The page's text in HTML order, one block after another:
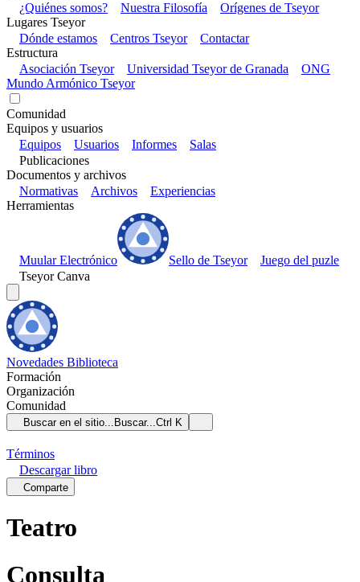
¿Quiénes somos?
Nuestra Filosofía
Orígenes de Tseyor
Lugares Tseyor
Dónde estamos
Centros Tseyor
Contactar
Estructura
Asociación Tseyor
Universidad Tseyor de Granada
ONG
Mundo Armónico Tseyor
Comunidad
Equipos y usuarios
Equipos
Usuarios Informes
Salas
Publicaciones
Documentos y archivos
Normativas
Archivos
Experiencias
Herramientas
Muular Electrónico Sello de Tseyor
Juego del puzle
Tseyor Canva
Novedades Biblioteca
Formación
Organización
Comunidad
Buscar en el sitio... Buscar...Ctrl K
Términos
Descargarlibro
Comparte
Teatro
Consulta